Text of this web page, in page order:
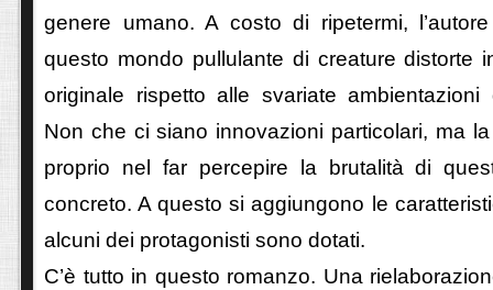
genere umano. A costo di ripetermi,
questo mondo pullulante di creature distorte
originale rispetto alle svariate
Non che ci siano innovazioni particolari, ma
proprio nel far percepire la brutalità di
concreto. A questo si aggiungono le
alcuni dei protagonisti sono dotati.
C’è tutto in questo romanzo. Una